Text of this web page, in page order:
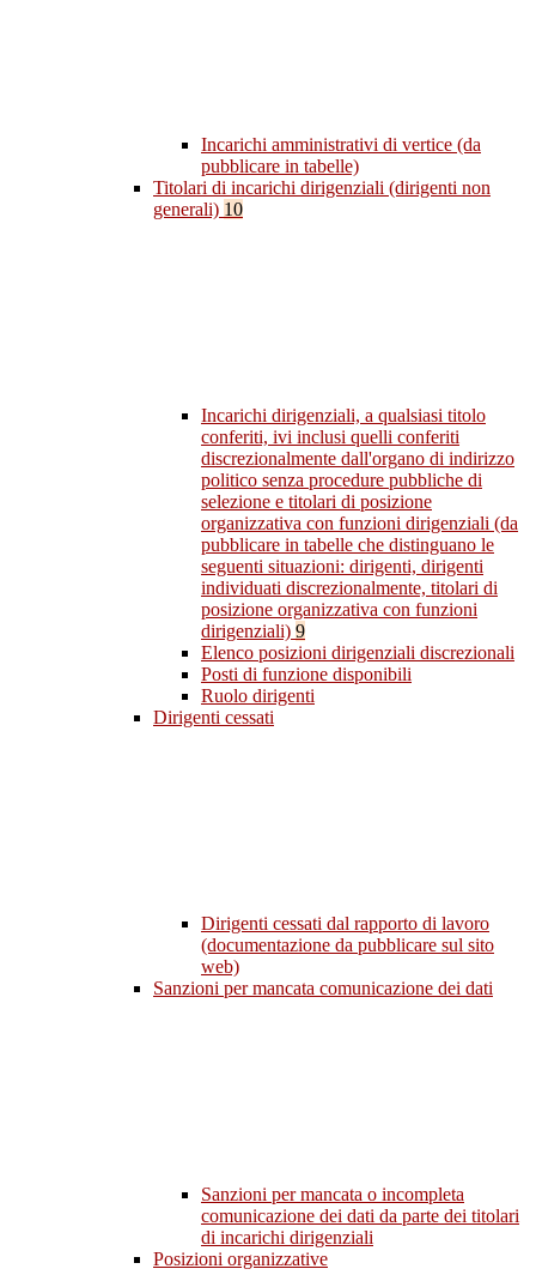
Incarichi amministrativi di vertice (da
pubblicare in tabelle)
Titolari di incarichi dirigenziali (dirigenti non
generali) 10
Incarichi dirigenziali, a qualsiasi titolo
conferiti, ivi inclusi quelli conferiti
discrezionalmente dall'organo di indirizzo
politico senza procedure pubbliche di
selezione e titolari di posizione
organizzativa con funzioni dirigenziali (da
pubblicare in tabelle che distinguano le
seguenti situazioni: dirigenti, dirigenti
individuati discrezionalmente, titolari di
posizione organizzativa con funzioni
dirigenziali) 9
Elenco posizioni dirigenziali discrezionali
Posti di funzione disponibili
Ruolo dirigenti
Dirigenti cessati
Dirigenti cessati dal rapporto di lavoro
(documentazione da pubblicare sul sito
web)
Sanzioni per mancata comunicazione dei dati
Sanzioni per mancata o incompleta
comunicazione dei dati da parte dei titolari
di incarichi dirigenziali
Posizioni organizzative